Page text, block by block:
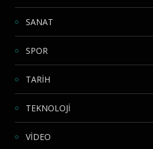
SANAT
SPOR
TARİH
TEKNOLOJİ
VİDEO